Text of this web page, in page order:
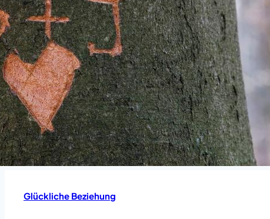
Glückliche Beziehung